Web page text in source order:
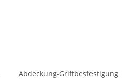
Abdeckung-Griffbesfestigung